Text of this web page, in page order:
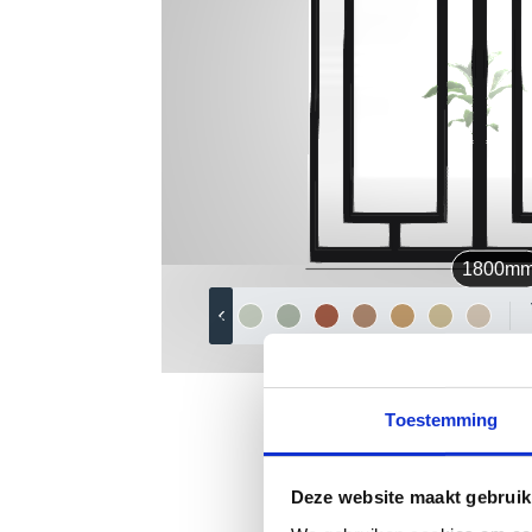
Toestemming
Deze website maakt